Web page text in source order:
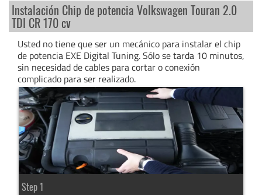
Instalación Chip de potencia Volkswagen Touran 2.0
TDI CR 170 cv
Usted no tiene que ser un mecánico para instalar el chip
de potencia EXE Digital Tuning. Sólo se tarda 10 minutos,
sin necesidad de cables para cortar o conexión
complicado para ser realizado.
Step 1